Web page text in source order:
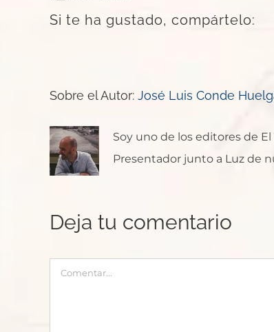
Si te ha gustado, compártelo:
Sobre el Autor: José Luis Conde
Soy uno de los editores de
Presentador junto a Luz de
Deja tu comentario
Comentar